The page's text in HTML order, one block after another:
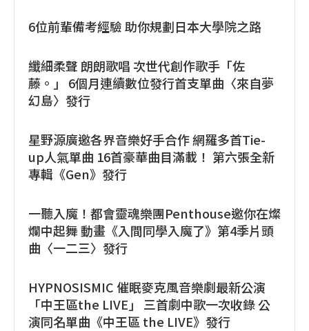
6位前輩備考經驗 助你規劃日本大學院之路
纖細柔聲 朗朗歌唱 次世代創作歌手「佐
藤。」 6個月連續數位發行首支單曲〈來自夢
幻島〉發行
星野源廣邀各界音樂好手合作 網羅多首Tie-
up人氣單曲 16首豪華曲目滿載！ 第六張全新
專輯《Gen》發行
一聽入魔！都會靈魂樂團Penthouse邀你在燦
爛中起舞 動畫《入間同學入魔了》第4季片頭
曲〈一二三〉發行
HYPNOSISMIC 催眠麥克風音樂劇最新公演
「中王區the LIVE」 三首劇中歌一次收錄 公
演同名單曲《中王區 the LIVE》發行